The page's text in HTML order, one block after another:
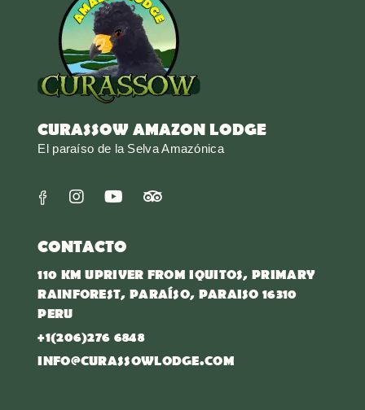
CURASSOW AMAZON LODGE
El paraíso de la Selva Amazónica
CONTACTO
110 KM UPRIVER FROM IQUITOS, PRIMARY
RAINFOREST, PARAÍSO, PARAISO 16310
PERU
+1(206)276 6848
INFO@CURASSOWLODGE.COM